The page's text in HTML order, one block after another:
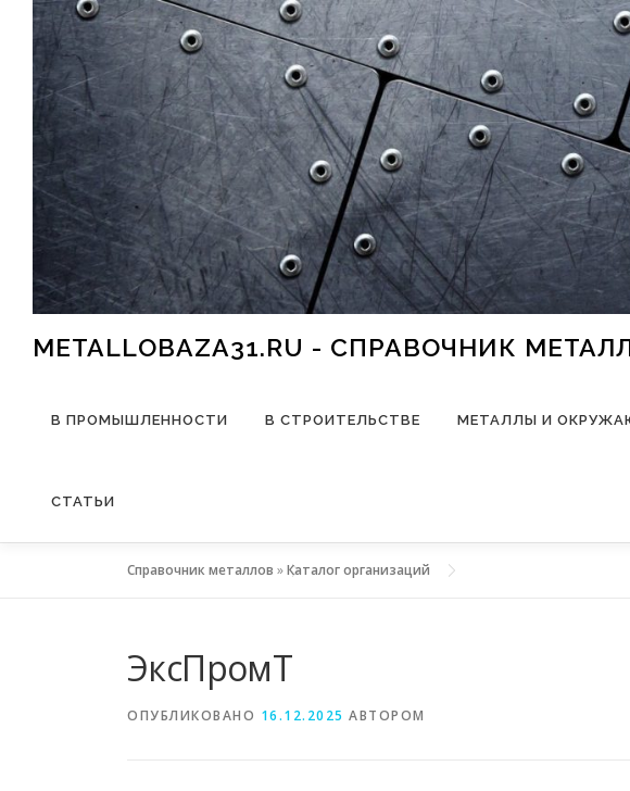
Перейти к содержимому
METALLOBAZA31.RU - СПРАВОЧНИК
В ПРОМЫШЛЕННОСТИ В СТРОИТЕЛЬСТВЕ МЕТАЛЛЫ И
СТАТЬИ
Справочник металлов »Каталог организаций
ЭксПромТ
ОПУБЛИКОВАНО 16.12.2025 АВТОРОМ